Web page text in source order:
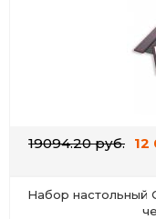
19094.20 руб. 12
Набор